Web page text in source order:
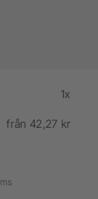
1x
från 42,27 kr